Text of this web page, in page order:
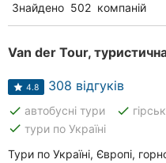
Ветеринарні
клініки
Автошколи
Ресторани
Всі
Знайдено 502 компаній
Van der Tour,
4.8 308 відгуків
done автобусні тури done
done тури по Україні
Тури по Україні, Європі,